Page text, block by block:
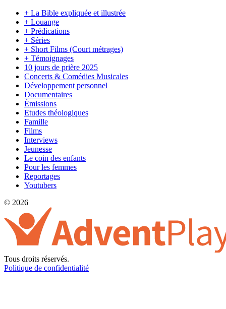
+ La Bible expliquée et illustrée
+ Louange
+ Prédications
+ Séries
+ Short Films (Court métrages)
+ Témoignages
10 jours de prière 2025
Concerts & Comédies Musicales
Développement personnel
Documentaires
Émissions
Etudes théologiques
Famille
Films
Interviews
Jeunesse
Le coin des enfants
Pour les femmes
Reportages
Youtubers
© 2026
Tous droits réservés.
Politique de confidentialité